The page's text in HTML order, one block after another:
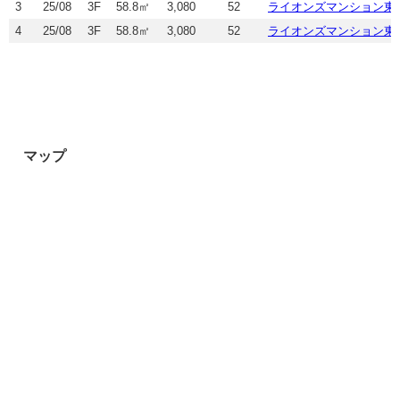
3 25/08 3F 58.8㎡ 3,080 52 ライオンズマンション東
4 25/08 3F 58.8㎡ 3,080 52 ライオンズマンション東
マップ